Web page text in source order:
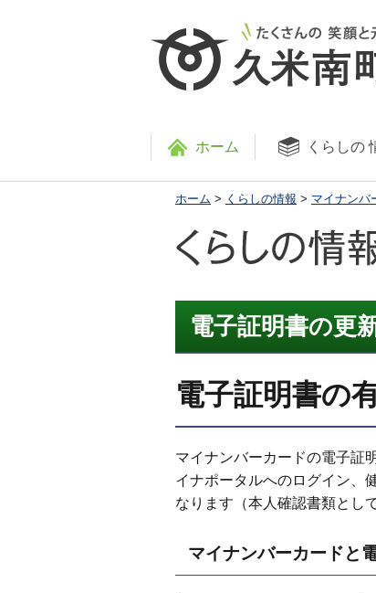
ホーム くらしの
ホーム > くらしの情報 > マイナンバ
電子証明書の更
電子証明書の
マイナンバーカードの電子証
イナポータルへのログイン、
なります（本人確認書類とし
マイナンバーカードと